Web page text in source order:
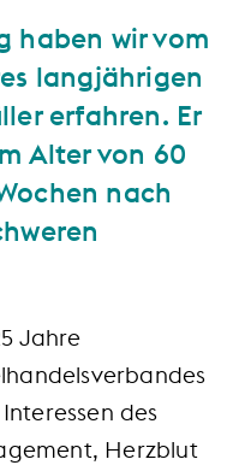
haben wir vom
langjährigen
erfahren. Er
Alter von 60
nach
Jahre
des
Herzblut